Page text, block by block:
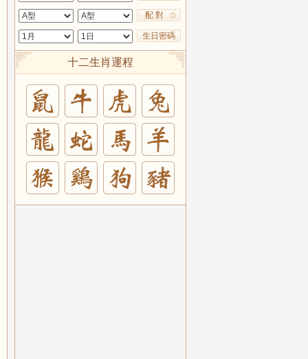
配 對
生日密碼
十二生肖運程